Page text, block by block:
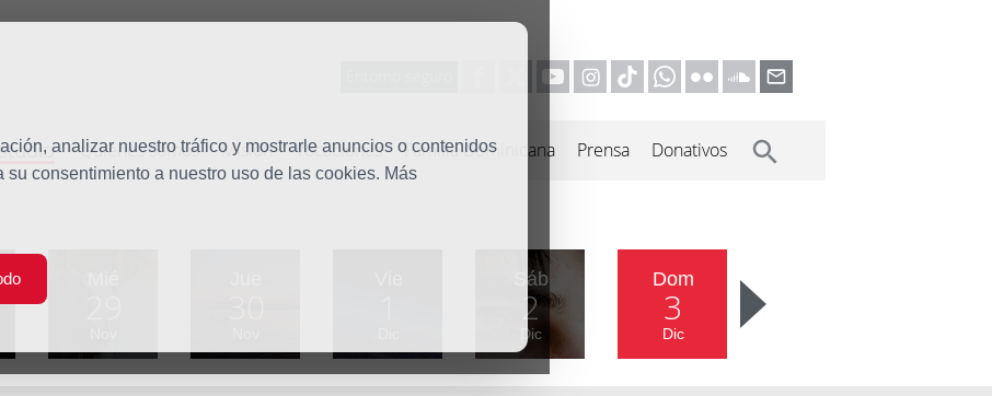
analizar nuestro tráfico y mostrarle anuncios o contenidos
su consentimiento a nuestro uso de las cookies. Más
Quiénes somos Misión Vocaciones Familia Dominicana Prensa Donativos
Sáb
2
Dic
Dom
3
Dic